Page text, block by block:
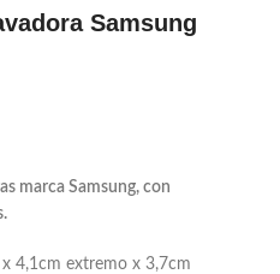
Samsung
marca Samsung, con
4,1cm extremo x 3,7cm